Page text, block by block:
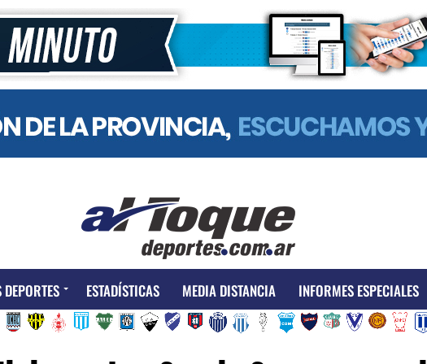
ESTADÍSTICAS MEDIA DISTANCIA INFORMES ESPECIALES